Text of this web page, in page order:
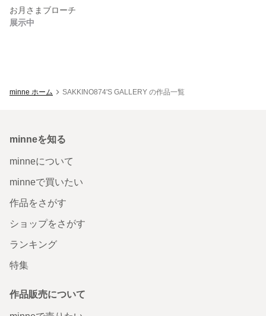
お月さまブローチ
展示中
minne ホーム SAKKINO874'S GALLERY の作品一覧
minneを知る
minneについて
minneで買いたい
作品をさがす
ショップをさがす
ランキング
特集
作品販売について